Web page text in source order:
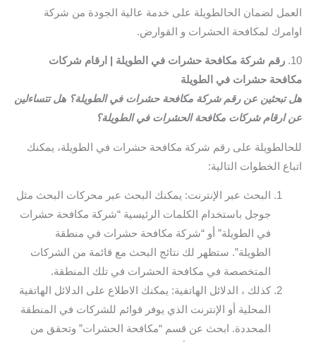
العمل لضمان الحالطويلة على خدمة عالية الجودة من شركة
اوامرك لمكافحة الحشرات و القوارض.
10. رقم شركة مكافحة حشرات في الطويلة | ارقام شركات
مكافحة حشرات في الطويلة
هل تبحثين عن رقم شركة مكافحة حشرات في الطويلة؟ هل تتساءلين
عن ارقام شركات مكافحة الحشرات في الطويلة؟
للحالطويلة على رقم شركة مكافحة حشرات في الطويلة، يمكنك
اتباع الخطوات التالية:
البحث عبر الإنترنت: يمكنك البحث عبر محركات البحث مثل
جوجل باستخدام الكلمات الرئيسية “شركة مكافحة حشرات
في الطويلة” أو “شركة مكافحة حشرات في منطقة
الطويلة”. ستظهر لك نتائج البحث مع قائمة من الشركات
المتخصصة في مكافحة الحشرات في تلك المنطقة.
كذلك ، الدلائل الهاتفية: يمكنك الاطلاع على الدلائل الهاتفية
المحلية أو الإنترنت الذي يوفر قوائم للشركات في المنطقة
المحددة. ابحث عن قسم “مكافحة الحشرات” وتحقق من